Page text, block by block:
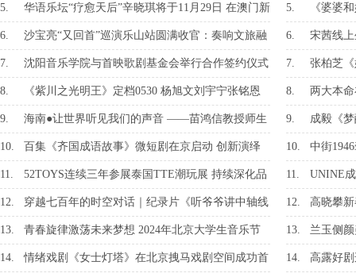
律
5. 华语乐坛“疗愈天后”辛晓琪将于11月29日 在澳门新
濠影汇综艺馆深情开唱
6. 沙宝亮“又回首”巡演乐山站圆满收官：奏响文旅融
合强音，绘就城市发展新篇
7. 沈阳音乐学院与首映歌剧基金会举行合作签约仪式
8. 《紫川之光明王》定档0530 杨旭文刘宇宁张铭恩
三兄弟携手上演家族保卫传奇
9. 海南●让世界听见我们的声音 ——苗鸿信教授师生
音乐会圆满举办
10. 百集《齐国成语故事》微短剧在京启动 创新演绎
传统文化 助力齐文化传承发展
11. 52TOYS连续三年参展泰国TTE潮玩展 持续深化品
牌影响力
12. 穿越七百年的时空对话｜纪录片《听爷爷讲中轴线
的故事》上线啦
13. 青春旋律激荡未来梦想 2024年北京大学生音乐节
圆满落幕
14. 情绪戏剧《女士灯塔》在北京拽马戏剧空间成功首
界
5. 《婆婆
年轻时
6. 宋茜线
7. 张柏芝
8. 两大本
9. 成毅《
10. 中街
50000+套
11. UNINE
应
12. 高晓攀
13. 兰玉侧
14. 高露好